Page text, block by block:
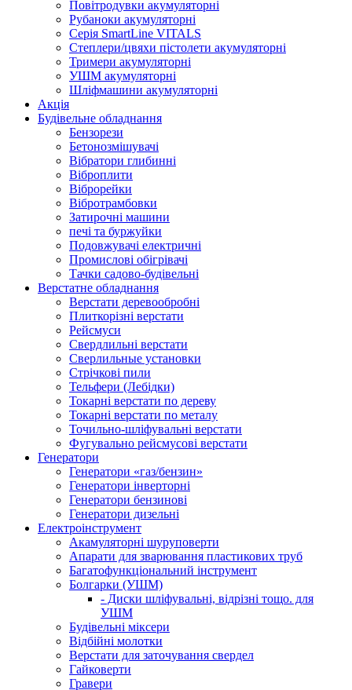
Повітродувки акумуляторні
Рубаноки акумуляторні
Серія SmartLine VITALS
Степлери/цвяхи пістолети акумуляторні
Тримери акумуляторні
УШМ акумуляторні
Шліфмашини акумуляторні
Акція
Будівельне обладнання
Бензорези
Бетонозмішувачі
Вібратори глибинні
Віброплити
Віброрейки
Вібротрамбовки
Затирочні машини
печі та буржуйки
Подовжувачі електричні
Промислові обігрівачі
Тачки садово-будівельні
Верстатне обладнання
Верстати деревообробні
Плиткорізні верстати
Рейсмуси
Свердлильні верстати
Сверлильные установки
Стрічкові пили
Тельфери (Лебідки)
Токарні верстати по дереву
Токарні верстати по металу
Точильно-шліфувальні верстати
Фугувально рейсмусові верстати
Генератори
Генератори «газ/бензин»
Генератори інверторні
Генератори бензинові
Генератори дизельні
Електроінструмент
Акамуляторні шуруповерти
Апарати для зварювання пластикових труб
Багатофункціональний інструмент
Болгарки (УШМ)
- Диски шліфувальні, відрізні тощо. для
УШМ
Будівельні міксери
Відбійні молотки
Верстати для заточування свердел
Гайковерти
Гравери